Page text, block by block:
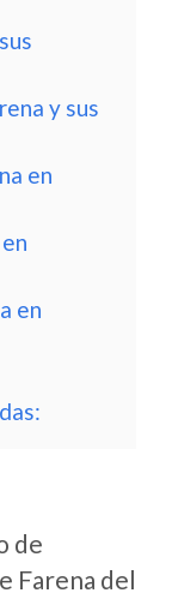
y sus
en
en
de
Farena del